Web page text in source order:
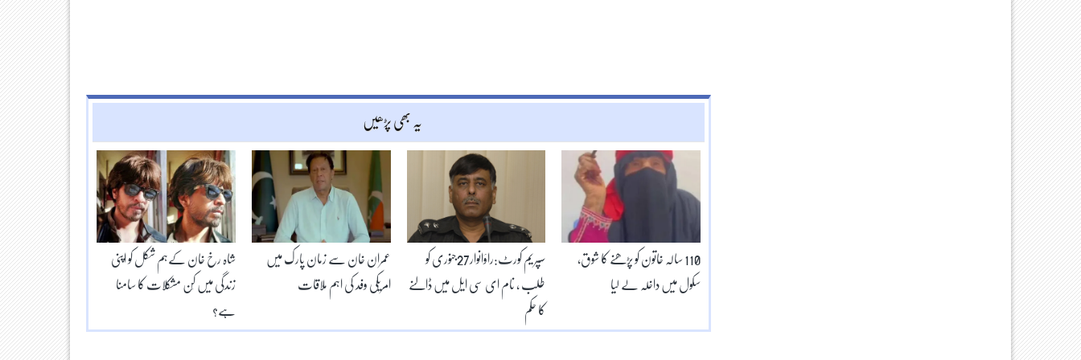
یہ بھی پڑھیں
شاہ رخ خان کےہم شکل کو اپنی
زندگی میں کِن مشکلات کا سامنا
ہے؟
عمران خان سے زمان پارک میں
امریکی وفد کی اہم ملاقات
سپریم کورٹ:راؤانوار27جنوری کو
طلب ، نام ای سی ایل میں ڈالنے
کا حکم
110 سالہ خاتون کو پڑھنے کا شوق،
سکول میں داخلہ لے لیا